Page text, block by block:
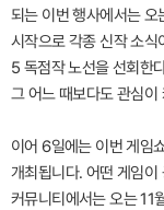
되는 이번 행사에서는
시작으로 각종 신작 소
5 독점작 노선을 선회한
그 어느 때보다도 관심이
이어 6일에는 이번 게임
개최됩니다. 어떤 게임
커뮤니티에서는 오는 11